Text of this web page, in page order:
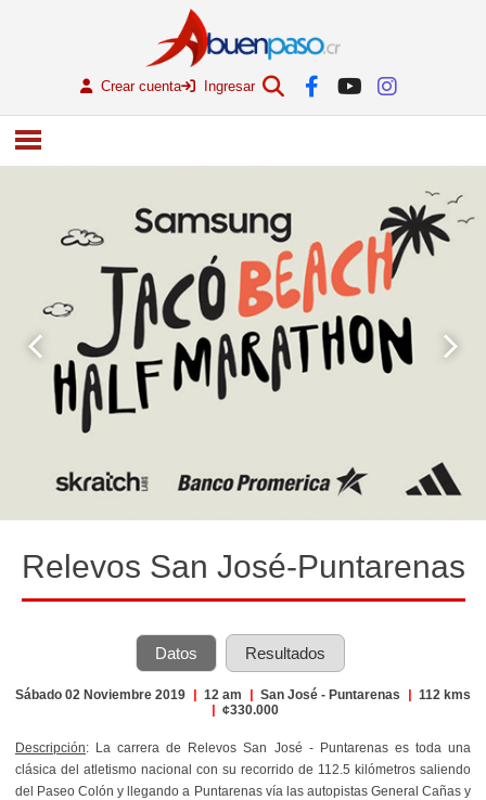
Crear cuenta Ingresar
Relevos San José-Puntarenas
Datos Resultados
Sábado 02 Noviembre 2019 | 12 am | San José - Puntarenas | 112 kms
| ¢330.000
Descripción: La carrera de Relevos San José - Puntarenas es toda una
clásica del atletismo nacional con su recorrido de 112.5 kilómetros saliendo
del Paseo Colón y llegando a Puntarenas vía las autopistas General Cañas y